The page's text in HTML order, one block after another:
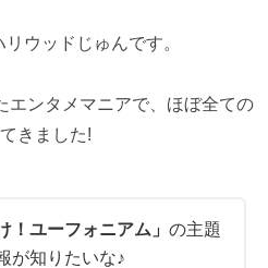
ウッドじゅんです。
エンタメマニアで、ほぼ全ての
きました!
！ユーフォニアム」 の主題
が知りたいな♪